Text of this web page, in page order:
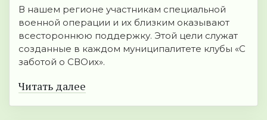
В нашем регионе участникам специальной
военной операции и их близким оказывают
всестороннюю поддержку. Этой цели служат
созданные в каждом муниципалитете клубы «С
заботой о СВОих».
Читать далее